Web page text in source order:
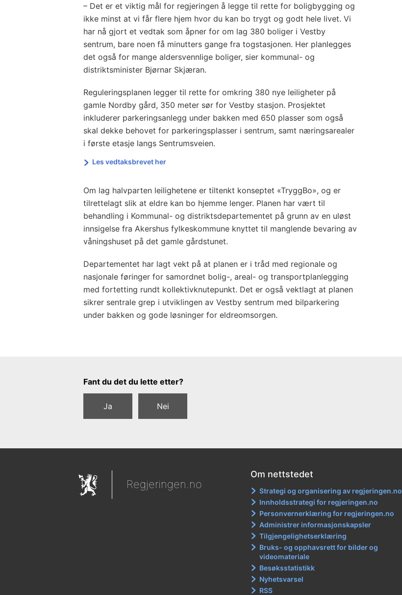
– Det er et viktig mål for regjeringen å legge til rette for boligbygging og
ikke minst at vi får flere hjem hvor du kan bo trygt og godt hele livet. Vi
har nå gjort et vedtak som åpner for om lag 380 boliger i Vestby
sentrum, bare noen få minutters gange fra togstasjonen. Her planlegges
det også for mange aldersvennlige boliger, sier kommunal- og
distriktsminister Bjørnar Skjæran.
Reguleringsplanen legger til rette for omkring 380 nye leiligheter på
gamle Nordby gård, 350 meter sør for Vestby stasjon. Prosjektet
inkluderer parkeringsanlegg under bakken med 650 plasser som også
skal dekke behovet for parkeringsplasser i sentrum, samt næringsarealer
i første etasje langs Sentrumsveien.
Les vedtaksbrevet her
Om lag halvparten leilighetene er tiltenkt konseptet «TryggBo», og er
tilrettelagt slik at eldre kan bo hjemme lenger. Planen har vært til
behandling i Kommunal- og distriktsdepartementet på grunn av en uløst
innsigelse fra Akershus fylkeskommune knyttet til manglende bevaring av
våningshuset på det gamle gårdstunet.
Departementet har lagt vekt på at planen er i tråd med regionale og
nasjonale føringer for samordnet bolig-, areal- og transportplanlegging
med fortetting rundt kollektivknutepunkt. Det er også vektlagt at planen
sikrer sentrale grep i utviklingen av Vestby sentrum med bilparkering
under bakken og gode løsninger for eldreomsorgen.
Tilbakemeldingsskjema
Fant du det du lette etter?
Ja Nei
Regjeringen.no
Om nettstedet
Strategi og organisering av regjeringen.no
Innholdsstrategi for regjeringen.no
Personvernerklæring for regjeringen.no
Administrer informasjonskapsler
Tilgjengelighetserklæring
Bruks- og opphavsrett for bilder og
videomateriale
Besøksstatistikk
Nyhetsvarsel
RSS